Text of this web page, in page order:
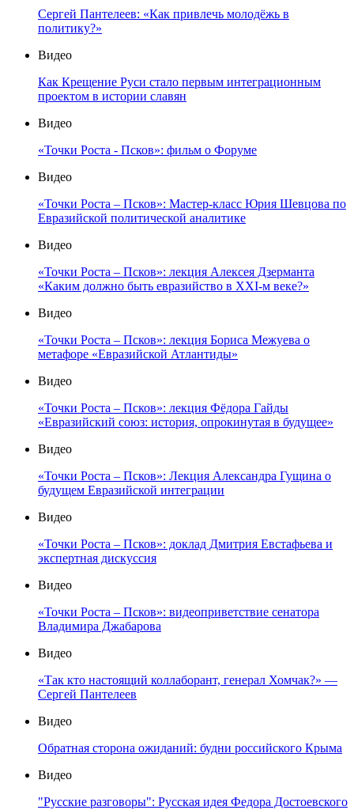
Сергей Пантелеев: «Как привлечь молодёжь в
политику?»
Видео
Как Крещение Руси стало первым интеграционным
проектом в истории славян
Видео
«Точки Роста - Псков»: фильм о Форуме
Видео
«Точки Роста – Псков»: Мастер-класс Юрия Шевцова по
Евразийской политической аналитике
Видео
«Точки Роста – Псков»: лекция Алексея Дзерманта
«Каким должно быть евразийство в XXI-м веке?»
Видео
«Точки Роста – Псков»: лекция Бориса Межуева о
метафоре «Евразийской Атлантиды»
Видео
«Точки Роста – Псков»: лекция Фёдора Гайды
«Евразийский союз: история, опрокинутая в будущее»
Видео
«Точки Роста – Псков»: Лекция Александра Гущина о
будущем Евразийской интеграции
Видео
«Точки Роста – Псков»: доклад Дмитрия Евстафьева и
экспертная дискуссия
Видео
«Точки Роста – Псков»: видеоприветствие сенатора
Владимира Джабарова
Видео
«Так кто настоящий коллаборант, генерал Хомчак?» —
Сергей Пантелеев
Видео
Обратная сторона ожиданий: будни российского Крыма
Видео
"Русские разговоры": Русская идея Федора Достоевского